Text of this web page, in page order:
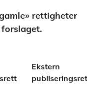
rettigheter
Ekstern